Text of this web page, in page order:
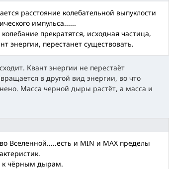
расстояние колебательной выпуклости
импульса......
прекратятся, исходная частица,
энергии, перестанет существовать.
Квант энергии не перестаёт
в другой вид энергии, во что
Масса черной дыры растёт, а масса и
Вселенной.....есть и MIN и MAX пределы
к чёрным дырам.